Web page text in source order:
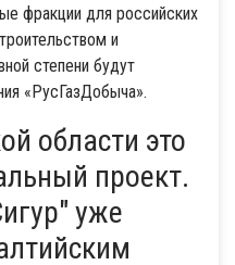
фракции для российских
и
степени будут
«РусГазДобыча».
области это
проект.
уже